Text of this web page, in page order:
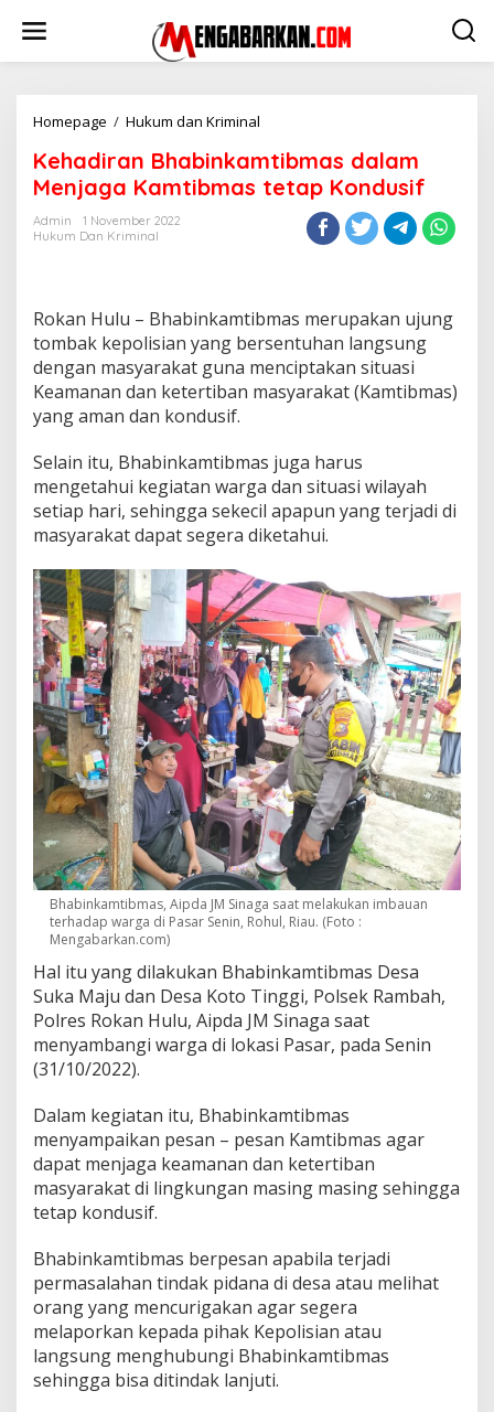
Homepage / Hukum dan Kriminal
dalam
Menjaga
Kamtibmas
Kondusif
Kehadiran Bhabinkamtibmas dalam
Menjaga Kamtibmas tetap Kondusif
Admin
1 November 2022
Hukum Dan Kriminal
Rokan Hulu – Bhabinkamtibmas merupakan ujung
tombak kepolisian yang bersentuhan langsung
dengan masyarakat guna menciptakan situasi
Keamanan dan ketertiban masyarakat (Kamtibmas)
yang aman dan kondusif.
Selain itu, Bhabinkamtibmas juga harus
mengetahui kegiatan warga dan situasi wilayah
setiap hari, sehingga sekecil apapun yang terjadi di
masyarakat dapat segera diketahui.
Bhabinkamtibmas, Aipda JM Sinaga saat melakukan imbauan
terhadap warga di Pasar Senin, Rohul, Riau. (Foto :
Mengabarkan.com)
Hal itu yang dilakukan Bhabinkamtibmas Desa
Suka Maju dan Desa Koto Tinggi, Polsek Rambah,
Polres Rokan Hulu, Aipda JM Sinaga saat
menyambangi warga di lokasi Pasar, pada Senin
(31/10/2022).
Dalam kegiatan itu, Bhabinkamtibmas
menyampaikan pesan – pesan Kamtibmas agar
dapat menjaga keamanan dan ketertiban
masyarakat di lingkungan masing masing sehingga
tetap kondusif.
Bhabinkamtibmas berpesan apabila terjadi
permasalahan tindak pidana di desa atau melihat
orang yang mencurigakan agar segera
melaporkan kepada pihak Kepolisian atau
langsung menghubungi Bhabinkamtibmas
sehingga bisa ditindak lanjuti.